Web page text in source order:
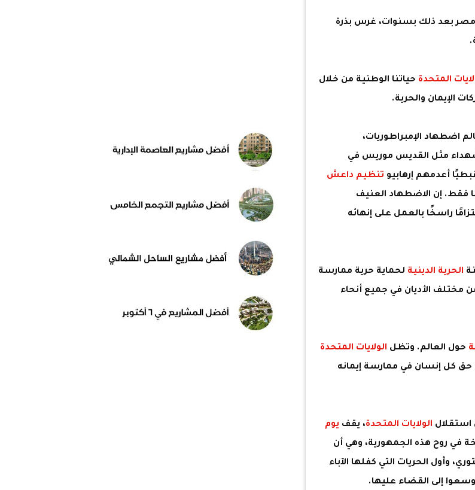
مصر بعد ذلك بسنوات، غرس بذرة
المتحدة حياتنا الوطنية من خلال
الإيمان والحرية.
اضطهاد الإمبراطوريات،
شهداء مثل القديس موريس في
أعدمهم إرهابيو تنظيم داعش
فقط. إن الاضطهاد العنيف
راسخًا بالعمل على إنهائه
الحرية الدينية لحماية حرية ممارسة
مختلف الأديان في جميع أنحاء
حول العالم. وتظل الولايات المتحدة
حق كل إنسان في ممارسة إيمانه
الولايات المتحدة، يقف يوم
في روح هذه الجمهورية، وهي أن
وأول الحريات التي كفلها الآباء
إلى القضاء عليها.